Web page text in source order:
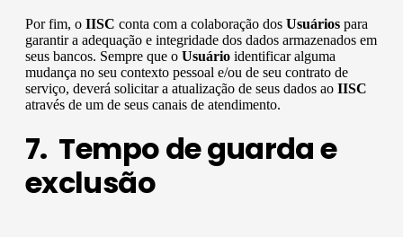
Por fim, o IISC conta com a colaboração dos Usuários para
garantir a adequação e integridade dos dados armazenados em
seus bancos. Sempre que o Usuário identificar alguma
mudança no seu contexto pessoal e/ou de seu contrato de
serviço, deverá solicitar a atualização de seus dados ao IISC
através de um de seus canais de atendimento.
7. Tempo de guarda e
exclusão